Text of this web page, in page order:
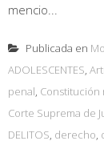
mencio...
Publicada en
ADOLESCENTES,
penal, Constitución
Corte Suprema de
DELITOS, derecho,